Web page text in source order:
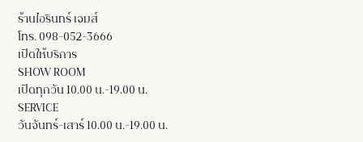
ร้านไอรินทร์ เจมส์
โทร. 098-052-3666
เปิดให้บริการ
SHOW ROOM
เปิดทุกวัน 10.00 น.-19.00 น.
SERVICE
วันจันทร์-เสาร์ 10.00 น.-19.00 น.